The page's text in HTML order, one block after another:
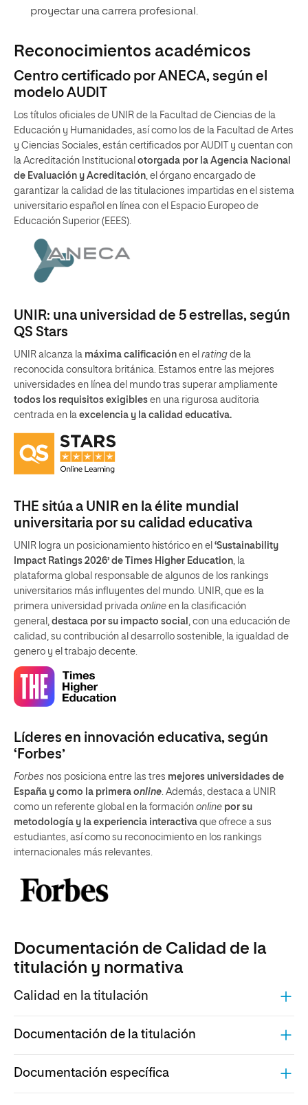
proyectar una carrera profesional.
Reconocimientos académicos
Centro certificado por ANECA, según el
modelo AUDIT
Los títulos oficiales de UNIR de la Facultad de Ciencias de la
Educación y Humanidades, así como los de la Facultad de Artes
y Ciencias Sociales, están certificados por AUDIT y cuentan con
la Acreditación Institucional otorgada por la Agencia Nacional
de Evaluación y Acreditación, el órgano encargado de
garantizar la calidad de las titulaciones impartidas en el sistema
universitario español en línea con el Espacio Europeo de
Educación Superior (EEES).
UNIR: una universidad de 5 estrellas, según
QS Stars
UNIR alcanza la máxima calificación en el rating de la
reconocida consultora británica. Estamos entre las mejores
universidades en línea del mundo tras superar ampliamente
todos los requisitos exigibles en una rigurosa auditoria
centrada en la excelencia y la calidad educativa.
THE sitúa a UNIR en la élite mundial
universitaria por su calidad educativa
UNIR logra un posicionamiento histórico en el ‘Sustainability
Impact Ratings 2026’ de Times Higher Education , la
plataforma global responsable de algunos de los rankings
universitarios más influyentes del mundo. UNIR, que es la
primera universidad privada online en la clasificación
general, destaca por su impacto social
, con una educación de
calidad, su contribución al desarrollo sostenible, la igualdad de
genero y el trabajo decente.
Líderes en innovación educativa, según
‘Forbes’
Forbes nos posiciona entre las tres mejores universidades de
España y como la primera online. Además, destaca a UNIR
como un referente global en la formación online por su
metodología y la experiencia interactiva que ofrece a sus
estudiantes, así como su reconocimiento en los rankings
internacionales más relevantes.
Documentación de Calidad de la
titulación y normativa
Calidad en la titulación
Documentación de la titulación
Documentación específica